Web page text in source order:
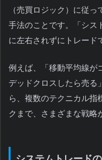
（売買ロジック）に従
手法のことです。「シス
に左右されずにトレード
例えば、「移動平均線が
デッドクロスしたら売る
ら、複数のテクニカル指
クまで、さまざまな戦略